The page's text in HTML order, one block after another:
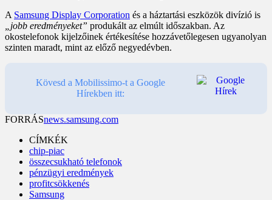
A Samsung Display Corporation és a háztartási eszközök divízió is
„jobb eredményeket” produkált az elmúlt időszakban. Az
okostelefonok kijelzőinek értékesítése hozzávetőlegesen ugyanolyan
szinten maradt, mint az előző negyedévben.
Kövesd a Mobilissimo-t a Google
Hírekben itt:
FORRÁSnews.samsung.com
CÍMKÉK
chip-piac
összecsukható telefonok
pénzügyi eredmények
profitcsökkenés
Samsung